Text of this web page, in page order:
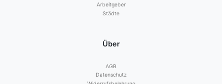
Arbeitgeber
Städte
Über
AGB
Datenschutz